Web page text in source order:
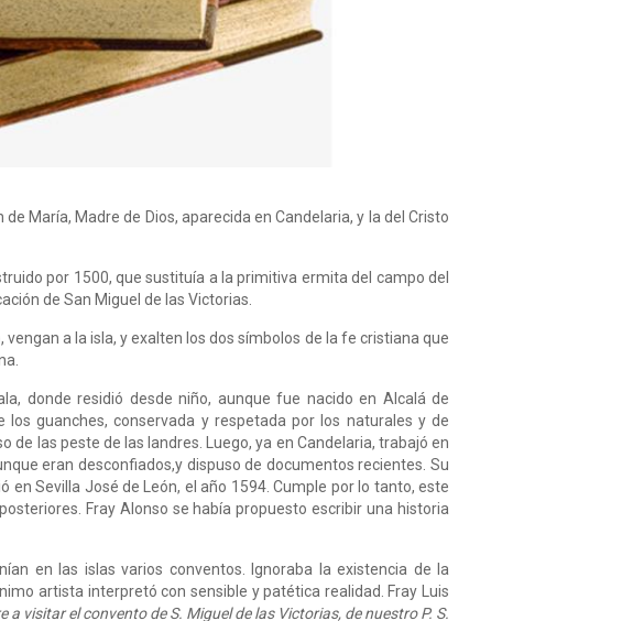
María, Madre de Dios, aparecida en Candelaria, y la del Cristo
por 1500, que sustituía a la primitiva ermita del campo del
de San Miguel de las Victorias.
a la isla, y exalten los dos símbolos de la fe cristiana que
donde residió desde niño, aunque fue nacido en Alcalá de
guanches, conservada y respetada por los naturales y de
las peste de las landres. Luego, ya en Candelaria, trabajó en
eran desconfiados,y dispuso de documentos recientes. Su
Sevilla José de León, el año 1594. Cumple por lo tanto, este
Fray Alonso se había propuesto escribir una historia
en las islas varios conventos. Ignoraba la existencia de la
artista interpretó con sensible y patética realidad. Fray Luis
a visitar el convento de S. Miguel de las Victorias, de nuestro P. S.